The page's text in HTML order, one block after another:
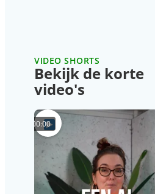
VIDEO SHORTS
Bekijk de korte
video's
00:00